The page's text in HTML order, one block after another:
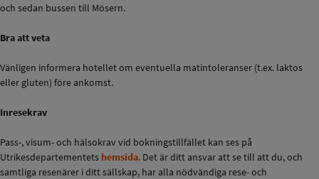
och sedan bussen till Mösern.
Bra att veta
Vänligen informera hotellet om eventuella matintoleranser (t.ex. laktos
eller gluten) före ankomst.
Inresekrav
Pass-, visum- och hälsokrav vid bokningstillfället kan ses på
Utrikesdepartementets hemsida. Det är ditt ansvar att se till att du, och
samtliga resenärer i ditt sällskap, har alla nödvändiga rese- och